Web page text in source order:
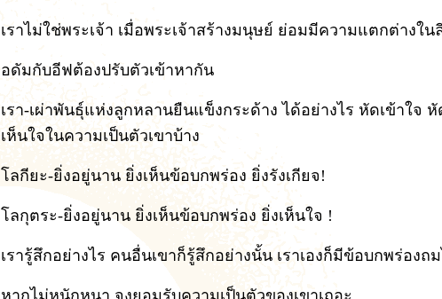
เราไม่ใช่พระเจ้า เมื่อพระเจ้าสร้างมนุษย์ ย่อมมีความแตกต่างใน
อดัมกับอีฟต้องปรับตัวเข้าหากัน
เรา-เผ่าพันธุ์แห่งลูกหลานยืนแข็งกระด้าง ได้อย่างไร หัดเข้าใจ หั
เห็นใจในความเป็นตัวเขาบ้าง
โลกียะ-ยิ่งอยู่นาน ยิ่งเห็นข้อบกพร่อง ยิ่งรังเกียจ!
โลกุตระ-ยิ่งอยู่นาน ยิ่งเห็นข้อบกพร่อง ยิ่งเห็นใจ !
เรารู้สึกอย่างไร คนอื่นเขาก็รู้สึกอย่างนั้น เราเองก็มีข้อบกพร่องถม
หากไม่หนักหนา จงยอมรับความเป็นตัวของเขาเถอะ